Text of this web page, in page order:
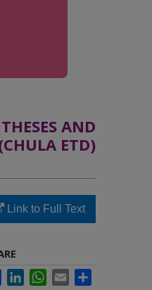
AND
ETD)
Link to Full Text
FacebookLinkedInWhatsApp
Email